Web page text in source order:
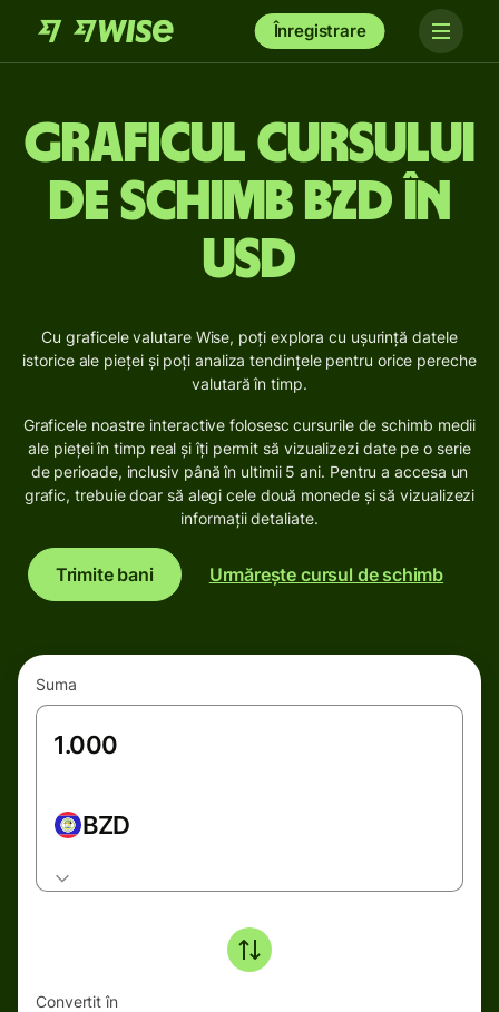
Înregistrare
Graficul cursului
de schimb BZD în
USD
Cu graficele valutare Wise, poți explora cu ușurință datele
istorice ale pieței și poți analiza tendințele pentru orice pereche
valutară în timp.
Graficele noastre interactive folosesc cursurile de schimb medii
ale pieței în timp real și îți permit să vizualizezi date pe o serie
de perioade, inclusiv până în ultimii 5 ani. Pentru a accesa un
grafic, trebuie doar să alegi cele două monede și să vizualizezi
informații detaliate.
Trimite bani Urmărește cursul de schimb
Suma
BZD
Convertit în